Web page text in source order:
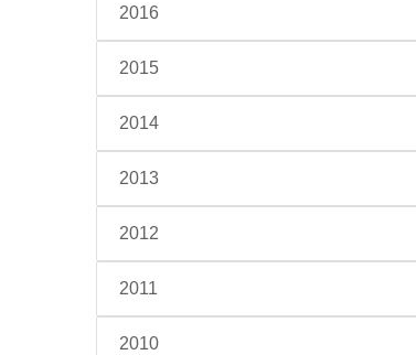
2016
2015
2014
2013
2012
2011
2010